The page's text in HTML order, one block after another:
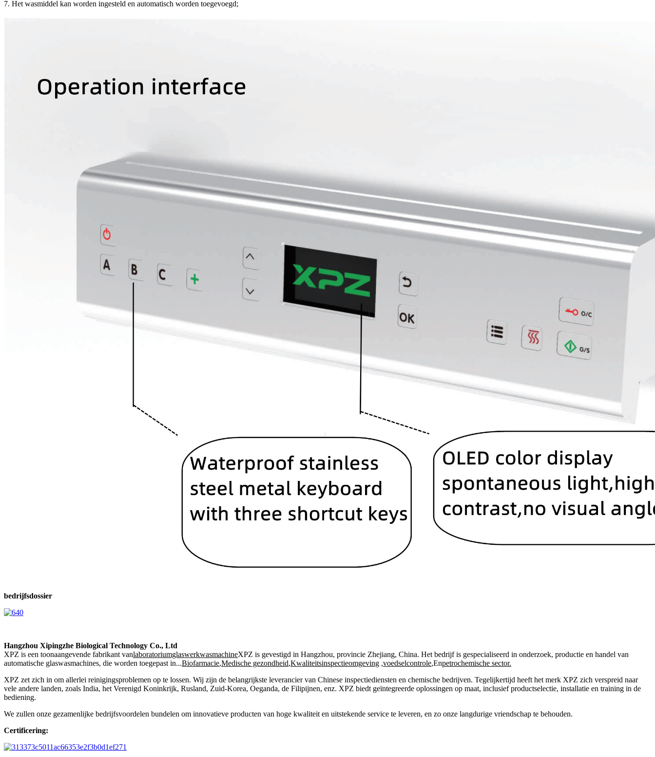
7. Het wasmiddel kan worden ingesteld en automatisch worden toegevoegd;
bedrijfsdossier
Hangzhou Xipingzhe Biological Technology Co., Ltd
XPZ is een toonaangevende fabrikant vanlaboratoriumglaswerkwasmachineXPZ is gevestigd in Hangzhou, provincie Zhejiang, China. Het bedrijf is gespecialiseerd in onderzoek, productie en handel van
automatische glaswasmachines, die worden toegepast in...Biofarmacie,Medische gezondheid,Kwaliteitsinspectieomgeving ,voedselcontrole,Enpetrochemische sector.
XPZ zet zich in om allerlei reinigingsproblemen op te lossen. Wij zijn de belangrijkste leverancier van Chinese inspectiediensten en chemische bedrijven. Tegelijkertijd heeft het merk XPZ zich verspreid naar
vele andere landen, zoals India, het Verenigd Koninkrijk, Rusland, Zuid-Korea, Oeganda, de Filipijnen, enz. XPZ biedt geïntegreerde oplossingen op maat, inclusief productselectie, installatie en training in de
bediening.
We zullen onze gezamenlijke bedrijfsvoordelen bundelen om innovatieve producten van hoge kwaliteit en uitstekende service te leveren, en zo onze langdurige vriendschap te behouden.
Certificering: